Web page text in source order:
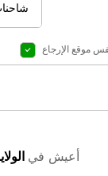
موقع الإرجاع
أعيش في